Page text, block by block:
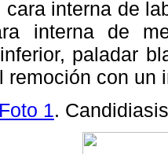
cara interna de
interna de
paladar
remoción con un
Foto 1.